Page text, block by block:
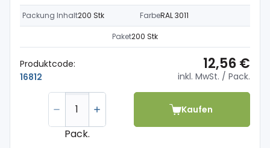
Packung Inhalt200 Stk FarbeRAL 3011
Paket200 Stk
Produktcode:
16812
12,56 €
inkl. MwSt. / Pack.
Pack.
Kaufen